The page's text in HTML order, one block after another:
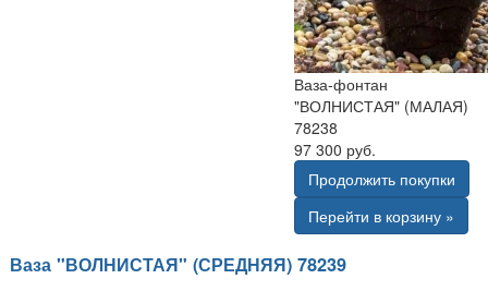
Ваза-фонтан
"ВОЛНИСТАЯ" (МАЛАЯ)
78238
97 300 руб.
Продолжить покупки
Перейти в корзину »
Ваза "ВОЛНИСТАЯ" (СРЕДНЯЯ) 78239